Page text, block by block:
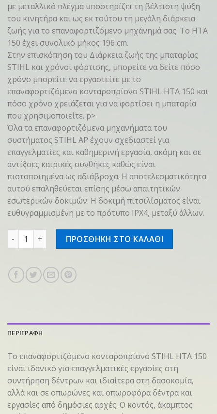
με μεταλλικό πλέγμα υποστηρίζει τη βέλτιστη ψύξη
του κινητήρα και ως εκ τούτου τη μεγάλη διάρκεια
ζωής για το επαναφορτιζόμενο μηχάνημά σας. Το HTA
150 έχει συνολικό μήκος 196 cm.
Στην επισκόπηση του Διάρκεια ζωής της μπαταρίας
STIHL και χρόνοι φόρτισης, μπορείτε να δείτε πόσο
χρόνο μπορείτε να εργαστείτε με το
επαναφορτιζόμενο κονταροπρίονο STIHL HTA 150 και
πόσο χρόνο χρειάζεται για να φορτίσει η μπαταρία
που χρησιμοποιείτε. p>
Όλα τα επαναφορτιζόμενα μηχανήματα του
συστήματος STIHL AP έχουν σχεδιαστεί για
επαγγελματίες και καθημερινή εργασία, ακόμη και σε
αντίξοες καιρικές συνθήκες καθώς είναι
πιστοποιημένα ως αδιάβροχα. Η αποτελεσματικότητα
αυτού επαληθεύεται επίσης μέσω απαιτητικών
εσωτερικών δοκιμών. Η δοκιμή πιτσιλίσματος είναι
ευθυγραμμισμένη με το πρότυπο IPX4, μεταξύ άλλων.
Eπαν/νο κονταροπρίονο HTA 150.0 30cm/12" ποσότητα
ΠΡΟΣΘΗΚΗ ΣΤΟ ΚΑΛΑΘΙ
ΠΕΡΙΓΡΑΦΗ
Το επαναφορτιζόμενο κονταροπρίονο STIHL HTA 150
είναι ιδανικό για επαγγελματικές εργασίες στη
συντήρηση δέντρων και ιδιαίτερα στη δασοκομία,
αλλά και σε οπωρώνες και οπωροφόρα δέντρα και
εργασίες από δημόσιες αρχές. Ο κοντός, άκαμπτος